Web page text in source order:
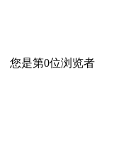
您是第0位浏览者